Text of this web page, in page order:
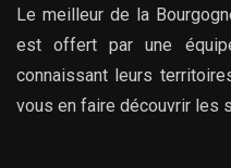
Le meilleur de la
est offert par une
connaissant leurs
vous en faire découvrir les